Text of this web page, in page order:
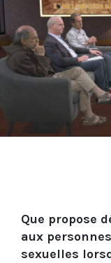
Que propose
aux
sexuelles